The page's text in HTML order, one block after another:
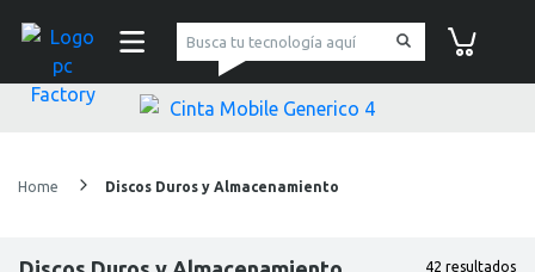
pc Factory
Home Discos Duros y Almacenamiento
42 resultados